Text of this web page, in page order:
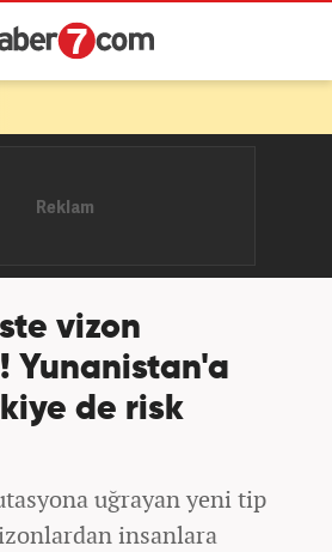
Anlaşması'ndan rahatsız oldu
vizon
Yunanistan'a
de risk
uğrayan yeni tip
insanlara